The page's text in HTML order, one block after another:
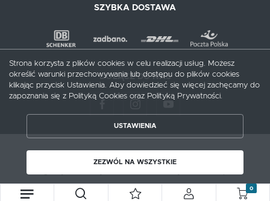
SZYBKA DOSTAWA
DOŁĄCZ DO NAS
Copyright by meblecentrum.com.pl
0
Strona korzysta z plików cookies w celu realizacji usług. Możesz
określić warunki przechowywania lub dostępu do plików cookies
klikając przycisk Ustawienia. Aby dowiedzieć się więcej zachęcamy do
zapoznania się z Polityką Cookies oraz Polityką Prywatności.
USTAWIENIA
ZEZWÓL NA WSZYSTKIE
ZAPISZ WYBRANE